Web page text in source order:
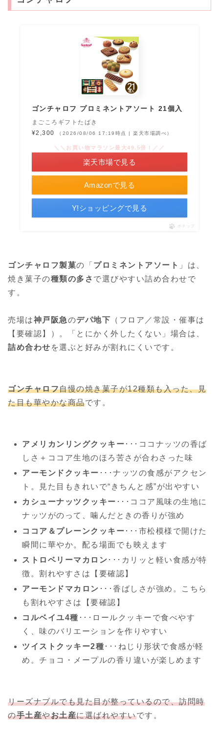
ゴンチャロフ プロミネントアソート 21個入
まごころギフトたばき
¥2,300
（2026/08/06 17:19時点 | 楽天市場調べ）
Amazonで見る
＼＼お買い物マラソン最大49.5倍！／／
楽天市場で見る
Y!ショッピングで見る
ポチップ
ゴンチャロフ製菓の「 プロミネントアソート 」は、
焼き菓子の種類の多さ で選びやすい詰め合わせで
す。
売場は神戸阪急のデパ地下 （フロア／常設・催事は
【要確認】）。「とにかく外したくない」場合は、
詰め合わせ を選ぶと好みが割れにくいです。
ゴンチャロフ自慢の焼き菓子が12種類も入った、見
た目も華やかな商品です。
アメリカンリングクッキー ･･･ココナッツの香ば
しさ＋ココア生地のほろ苦さが合わさった味
アーモンドクッキー ･･･ナッツの食感がアクセン
ト。見た目もきれいで“きちんと感”が出やすい
カシューナッツクッキー ･･･ココア風味の生地に
ナッツがのって、噛んだときの香りが強め
ココア＆プレーンクッキー ･･･市松模様で開けた
瞬間に華やか。配る場面でも映えます
ストロベリーマカロン ･･･カリッと軽い食感が特
徴。割れやすさは【要確認】
アーモンドマカロン ･･･香ばしさが強め。こちら
も割れやすさは【要確認】
コルベイユ4種 ･･･ロールクッキーで食べやす
く、味のバリエーションを作りやすい
ツイストクッキー2種 ･･･ねじり形状で食感が軽
め。チョコ・メープルの香り違いが楽しめます
リーズナブルでも見た目が整っているので、訪問時
の手土産やお土産に選ばれやすいです。